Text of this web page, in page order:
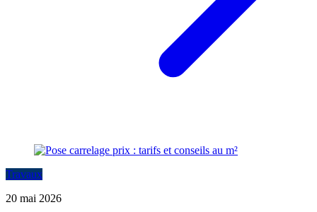
Travaux
20 mai 2026